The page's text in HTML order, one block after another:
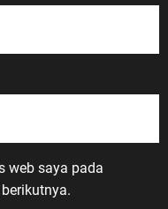
web saya pada